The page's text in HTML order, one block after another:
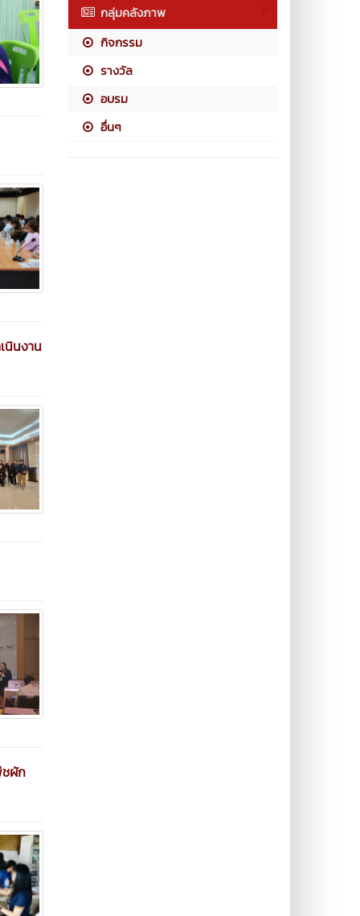
นินงาน
ผัก
กลุ่มคลังภาพ
กิจกรรม
รางวัล
อบรม
อื่นๆ